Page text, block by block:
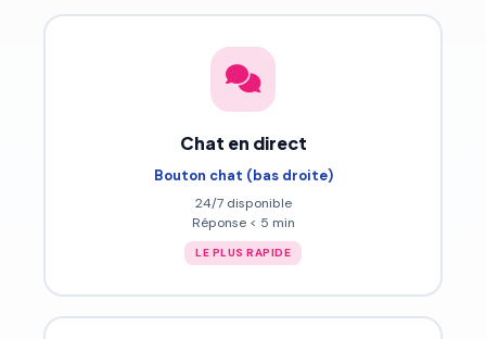
Chat en direct
Bouton chat (bas droite)
24/7 disponible
Réponse < 5 min
LE PLUS RAPIDE